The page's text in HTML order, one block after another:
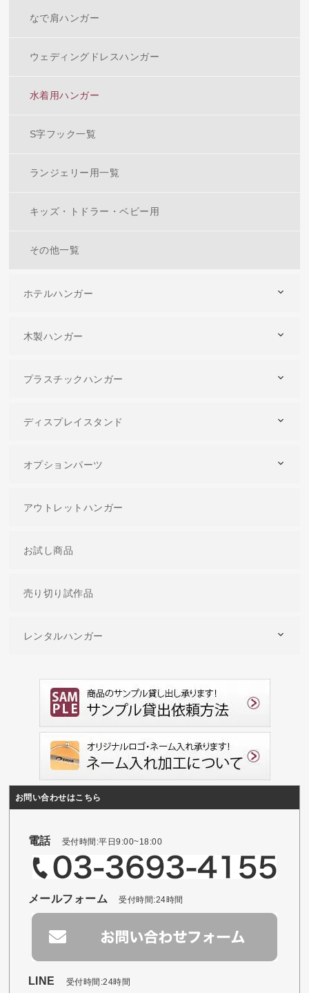
なで肩ハンガー
ウェディングドレスハンガー
水着用ハンガー
S字フック一覧
ランジェリー用一覧
キッズ・トドラー・ベビー用
その他一覧
ホテルハンガー
木製ハンガー
プラスチックハンガー
ディスプレイスタンド
オプションパーツ
アウトレットハンガー
お試し商品
売り切り試作品
レンタルハンガー
お問い合わせはこちら
電話 受付時間:平日9:00~18:00
メールフォーム 受付時間:24時間
LINE 受付時間:24時間